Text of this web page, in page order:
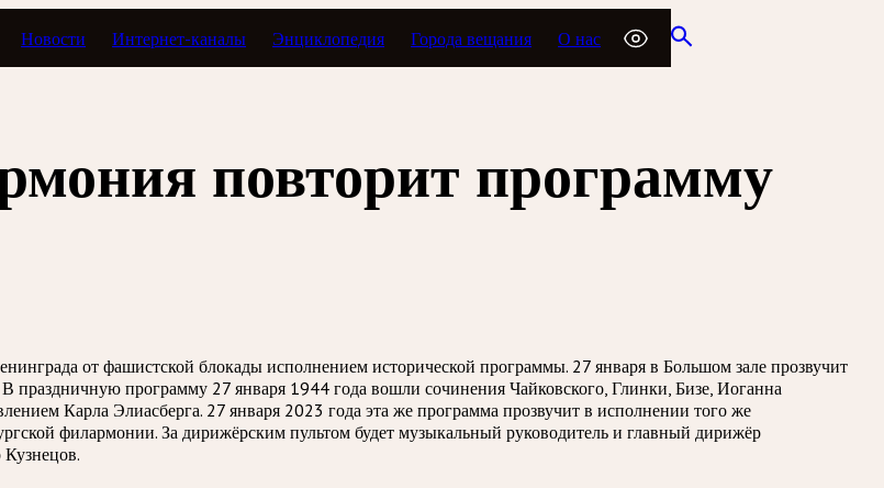
Новости Интернет-каналы Энциклопедия Города вещания О нас
повторит программу
от фашистской блокады исполнением исторической программы. 27 января в Большом зале прозвучит
праздничную программу 27 января 1944 года вошли сочинения Чайковского, Глинки, Бизе, Иоганна
Карла Элиасберга. 27 января 2023 года эта же программа прозвучит в исполнении того же
филармонии. За дирижёрским пультом будет музыкальный руководитель и главный дирижёр